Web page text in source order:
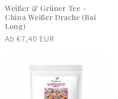
Weißer & Grüner Tee -
China Weißer Drache (Bai
Long)
Normaler
Ab €7,40 EUR